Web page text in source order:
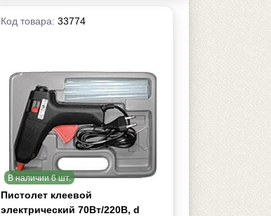
Код товара:33774
В наличии 6 шт.
Пистолет клеевой
электрический 70Вт/220В, d